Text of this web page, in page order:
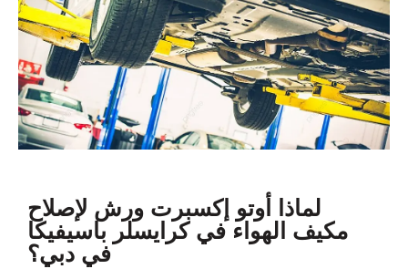
لماذا أوتو إكسبرت ورش لإصلاح
مكيف الهواء في كرايسلر باسيفيكا
في دبي؟